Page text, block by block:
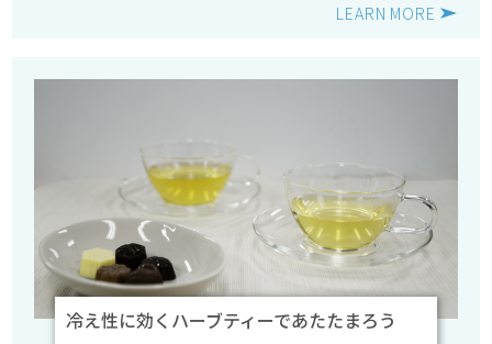
LEARN MORE
冷え性に効くハーブティーであたたまろう